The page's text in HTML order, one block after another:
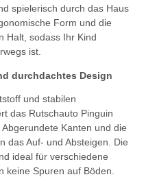
spielerisch durch das Haus
Form und die
Halt, sodass Ihr Kind
ist.
durchdachtes Design
und stabilen
das Rutschauto Pinguin
Kanten und die
das Auf- und Absteigen. Die
ideal für verschiedene
keine Spuren auf Böden.